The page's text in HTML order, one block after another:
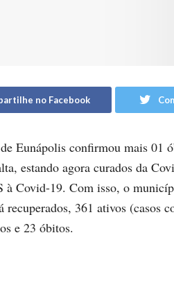
no Facebook
Eunápolis confirmou mais 01
estando agora curados da
à Covid-19. Com isso, o
recuperados, 361 ativos (casos
e 23 óbitos.